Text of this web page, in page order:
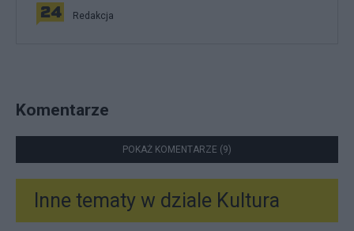
Redakcja
Komentarze
POKAŻ KOMENTARZE (9)
Inne tematy w dziale Kultura